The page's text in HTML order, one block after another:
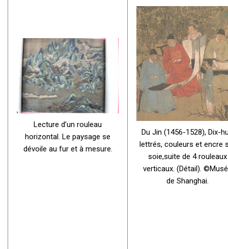
Lecture d’un rouleau
horizontal. Le paysage se
dévoile au fur et à mesure.
Du Jin (1456-1528), Dix-
lettrés, couleurs et encre
soie,suite de 4 rouleaux
verticaux. (Détail).
de Shanghai.